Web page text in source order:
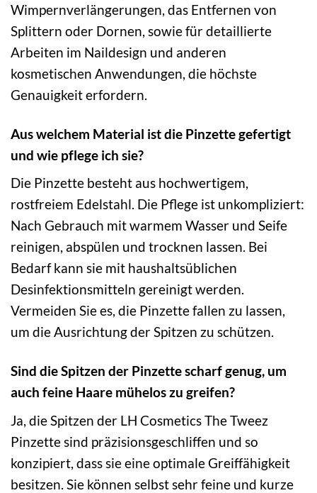
Wimpernverlängerungen, das Entfernen von
Splittern oder Dornen, sowie für detaillierte
Arbeiten im Naildesign und anderen
kosmetischen Anwendungen, die höchste
Genauigkeit erfordern.
Aus welchem Material ist die Pinzette gefertigt
und wie pflege ich sie?
Die Pinzette besteht aus hochwertigem,
rostfreiem Edelstahl. Die Pflege ist unkompliziert:
Nach Gebrauch mit warmem Wasser und Seife
reinigen, abspülen und trocknen lassen. Bei
Bedarf kann sie mit haushaltsüblichen
Desinfektionsmitteln gereinigt werden.
Vermeiden Sie es, die Pinzette fallen zu lassen,
um die Ausrichtung der Spitzen zu schützen.
Sind die Spitzen der Pinzette scharf genug, um
auch feine Haare mühelos zu greifen?
Ja, die Spitzen der LH Cosmetics The Tweez
Pinzette sind präzisionsgeschliffen und so
konzipiert, dass sie eine optimale Greiffähigkeit
besitzen. Sie können selbst sehr feine und kurze